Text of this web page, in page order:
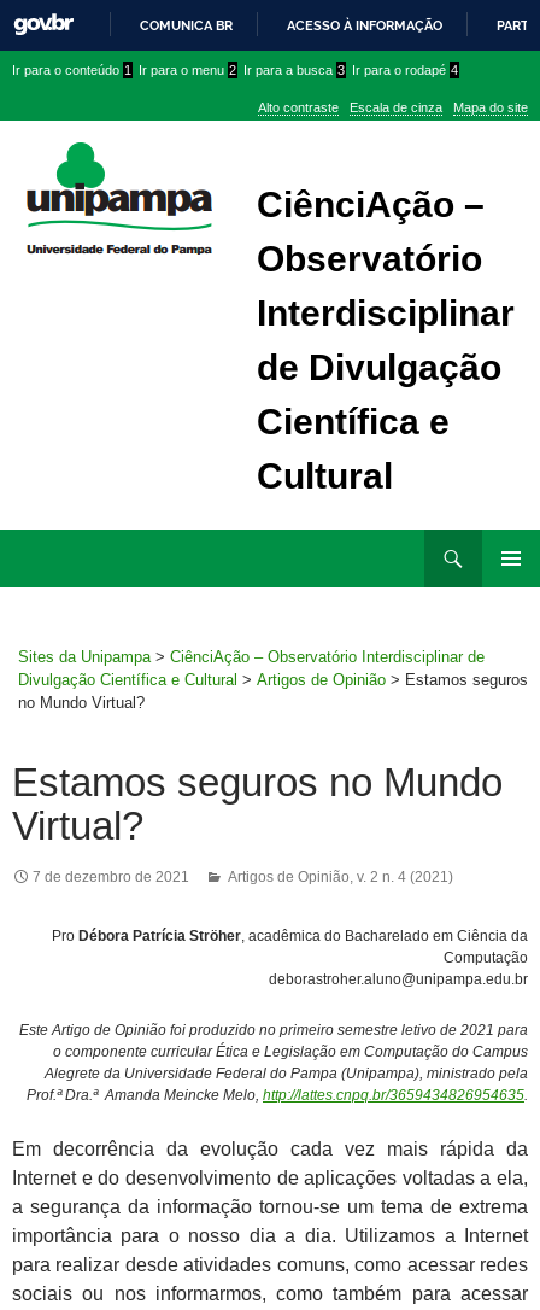
PARA
CONTEÚDO
COMUNICA BR ACESSO À INFORMAÇÃO
conteúdo
menu
superior
menu
Ir para o conteúdo 1 Ir para o menu 2 Ir para a busca 3 Ir para o rodapé 4
Alto contraste Escala de cinza Mapa do site
CiênciAção –
Observatório
Interdisciplinar
de Divulgação
Científica e
Cultural
Sites da Unipampa > CiênciAção – Observatório Interdisciplinar de
Divulgação Científica e Cultural > Artigos de Opinião > Estamos seguros
no Mundo Virtual?
Estamos seguros no Mundo
Virtual?
7 de dezembro de 2021 Artigos de Opinião v. 2 n. 4 (2021)
Pro Débora Patrícia Ströher , acadêmica do Bacharelado em Ciência da
Computação
deborastroher.aluno@unipampa.edu.br
Este Artigo de Opinião foi produzido no primeiro semestre letivo de 2021 para
o componente curricular Ética e Legislação em Computação do Campus
Alegrete da Universidade Federal do Pampa (Unipampa), ministrado pela
Prof.ª Dra.ª Amanda Meincke Melo, http://lattes.cnpq.br/3659434826954635
Em decorrência da evolução cada vez mais rápida da
Internet e do desenvolvimento de aplicações voltadas a ela,
a segurança da informação tornou-se um tema de extrema
importância para o nosso dia a dia. Utilizamos a Internet
para realizar desde atividades comuns, como acessar redes
sociais ou nos informarmos, como também para acessar